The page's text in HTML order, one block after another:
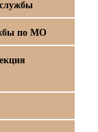
по МО